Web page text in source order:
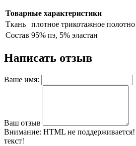
Товарные характеристики
Ткань
плотное трикотажное полотно
Состав 95% пэ, 5% эластан
Написать отзыв
Ваше имя:
Ваш отзыв
Внимание: HTML не
текст!